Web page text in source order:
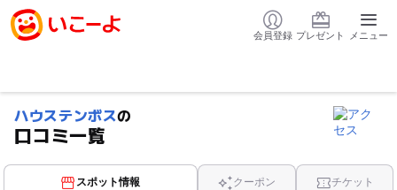
会員登録 プレゼント メニュー
ハウステンボスの
口コミ一覧
スポット情報 クーポン チケット